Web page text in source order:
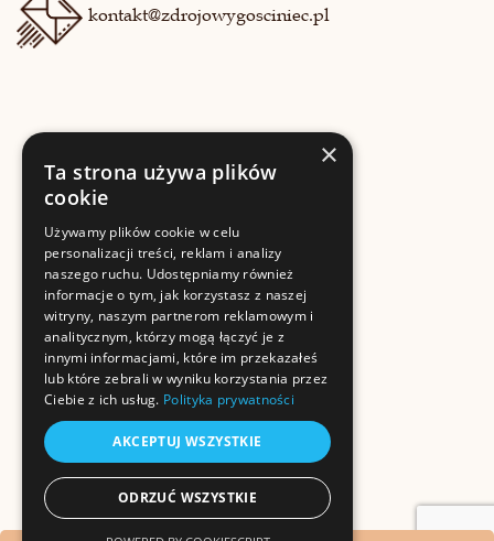
kontakt@zdrojowygosciniec.pl
×
Ta strona używa plików
cookie
Używamy plików cookie w celu
personalizacji treści, reklam i analizy
naszego ruchu. Udostępniamy również
informacje o tym, jak korzystasz z naszej
witryny, naszym partnerom reklamowym i
analitycznym, którzy mogą łączyć je z
innymi informacjami, które im przekazałeś
lub które zebrali w wyniku korzystania przez
Ciebie z ich usług. Polityka prywatności
AKCEPTUJ WSZYSTKIE
ODRZUĆ WSZYSTKIE